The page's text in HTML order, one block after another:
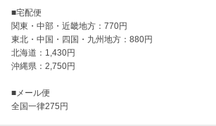
■宅配便
関東・中部・近畿地方：770円
東北・中国・四国・九州地方：880円
北海道：1,430円
沖縄県：2,750円
■メール便
全国一律275円